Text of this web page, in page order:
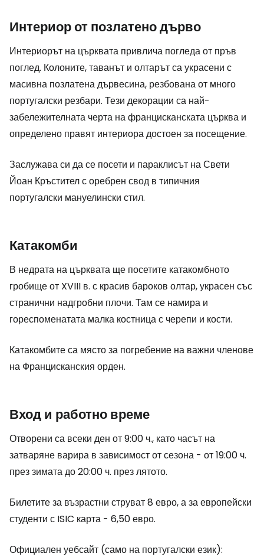
Интериор от позлатено дърво
Интериорът на църквата привлича погледа от пръв
поглед. Колоните, таванът и олтарът са украсени с
масивна позлатена дървесина, резбована от много
португалски резбари. Тези декорации са най-
забележителната черта на францисканската църква и
определено правят интериора достоен за посещение.
Заслужава си да се посети и параклисът на Свети
Йоан Кръстител с оребрен свод в типичния
португалски мануелински стил.
Катакомби
В недрата на църквата ще посетите катакомбното
гробище от XVIII в. с красив бароков олтар, украсен със
странични надгробни плочи. Там се намира и
гореспоменатата малка костница с черепи и кости.
Катакомбите са място за погребение на важни членове
на Францисканския орден.
Вход и работно време
Отворени са всеки ден от 9:00 ч., като часът на
затваряне варира в зависимост от сезона - от 19:00 ч.
през зимата до 20:00 ч. през лятото.
Билетите за възрастни струват 8 евро, а за европейски
студенти с ISIC карта - 6,50 евро.
Официален уебсайт (само на португалски език):